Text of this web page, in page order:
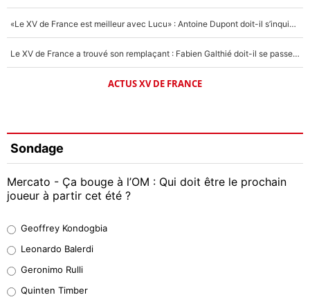
«Le XV de France est meilleur avec Lucu» : Antoine Dupont doit-il s’inquiéter pour sa place ?
Le XV de France a trouvé son remplaçant : Fabien Galthié doit-il se passer d'Antoine Dupont ?
ACTUS XV DE FRANCE
Sondage
Mercato - Ça bouge à l’OM : Qui doit être le prochain
joueur à partir cet été ?
38%
32%
Geoffrey Kondogbia
Leonardo Balerdi
Geronimo Rulli
Quinten Timber